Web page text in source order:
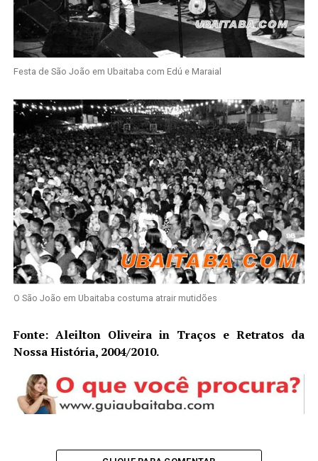
Festa de São João em Ubaitaba com Edú e Maraial
O São João em Ubaitaba costuma atrair mutidões
Fonte: Aleilton Oliveira in Traços e Retratos da
Nossa História, 2004/2010.